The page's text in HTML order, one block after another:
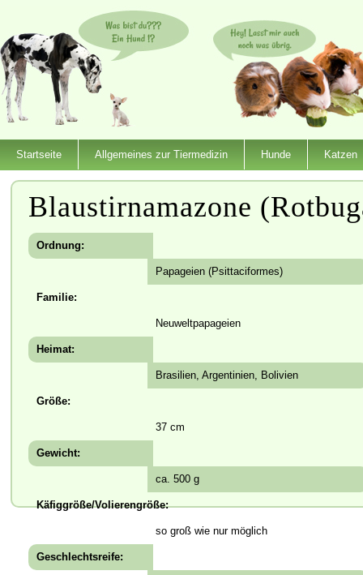
Startseite Allgemeines zur Tiermedizin Hunde Katzen
Blaustirnamazone
Ordnung:
Papageien (Psittaciformes)
Familie:
Neuweltpapageien
Heimat:
Brasilien, Argentinien, Bolivien
Größe:
37 cm
Gewicht:
ca. 500 g
Käfiggröße/Volierengröße:
so groß wie nur möglich
Geschlechtsreife: